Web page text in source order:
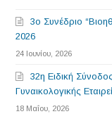
3o Συνέδριο
2026
24 Ιουνίου, 2026
32η Ειδική
Γυναικολογικής
18 Μαΐου, 2026